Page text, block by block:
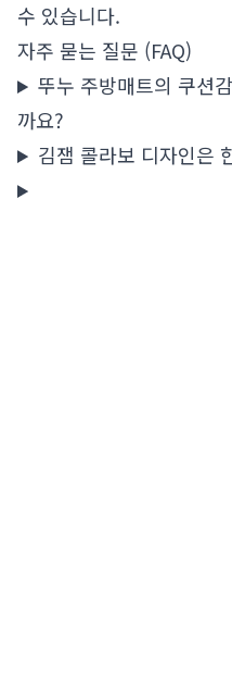
수 있습니다.
자주 묻는 질문 (FAQ)
뚜누 주방매트의 쿠션
까요?
김잼 콜라보 디자인은